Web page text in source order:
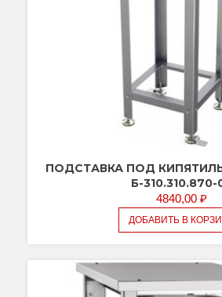
ПОДСТАВКА ПОД
Б-310.310.870-
4840,00 ₽
ДОБАВИТЬ В